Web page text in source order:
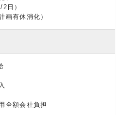
日）
画有休消化）
全額会社負担